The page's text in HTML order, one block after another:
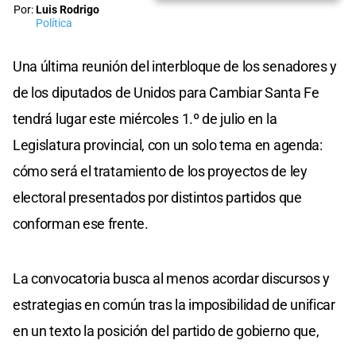
Por:Luis Rodrigo
Política
Una última reunión del interbloque de los senadores y
de los diputados de Unidos para Cambiar Santa Fe
tendrá lugar este miércoles 1.º de julio en la
Legislatura provincial, con un solo tema en agenda:
cómo será el tratamiento de los proyectos de ley
electoral presentados por distintos partidos que
conforman ese frente.
La convocatoria busca al menos acordar discursos y
estrategias en común tras la imposibilidad de unificar
en un texto la posición del partido de gobierno que,